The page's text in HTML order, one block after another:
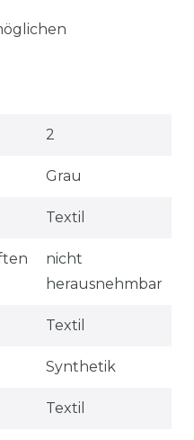
2
Grau
Textil
nicht
herausnehmbar
Textil
Synthetik
Textil